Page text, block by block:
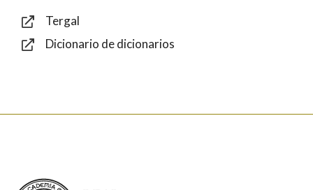
Tergal
Dicionario de dicionarios
Real Academia Galega